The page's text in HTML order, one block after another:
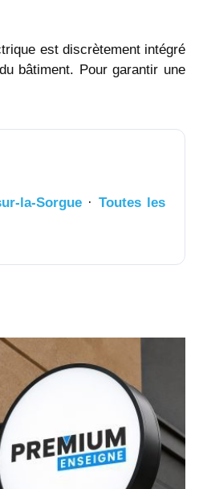
est discrètement intégré
bâtiment. Pour garantir une
la-Sorgue · Toutes les